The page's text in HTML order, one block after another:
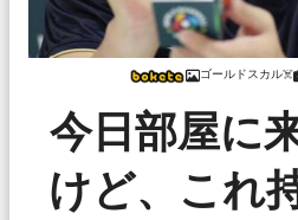
ゴールドスカル☠️
今日部屋に
けど、これ